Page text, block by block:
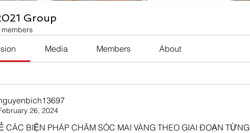
Group
members
Media Members About
26, 2024
CÁC BIỆN PHÁP CHĂM SÓC MAI VÀNG THEO GIAI ĐOẠN TỪNG